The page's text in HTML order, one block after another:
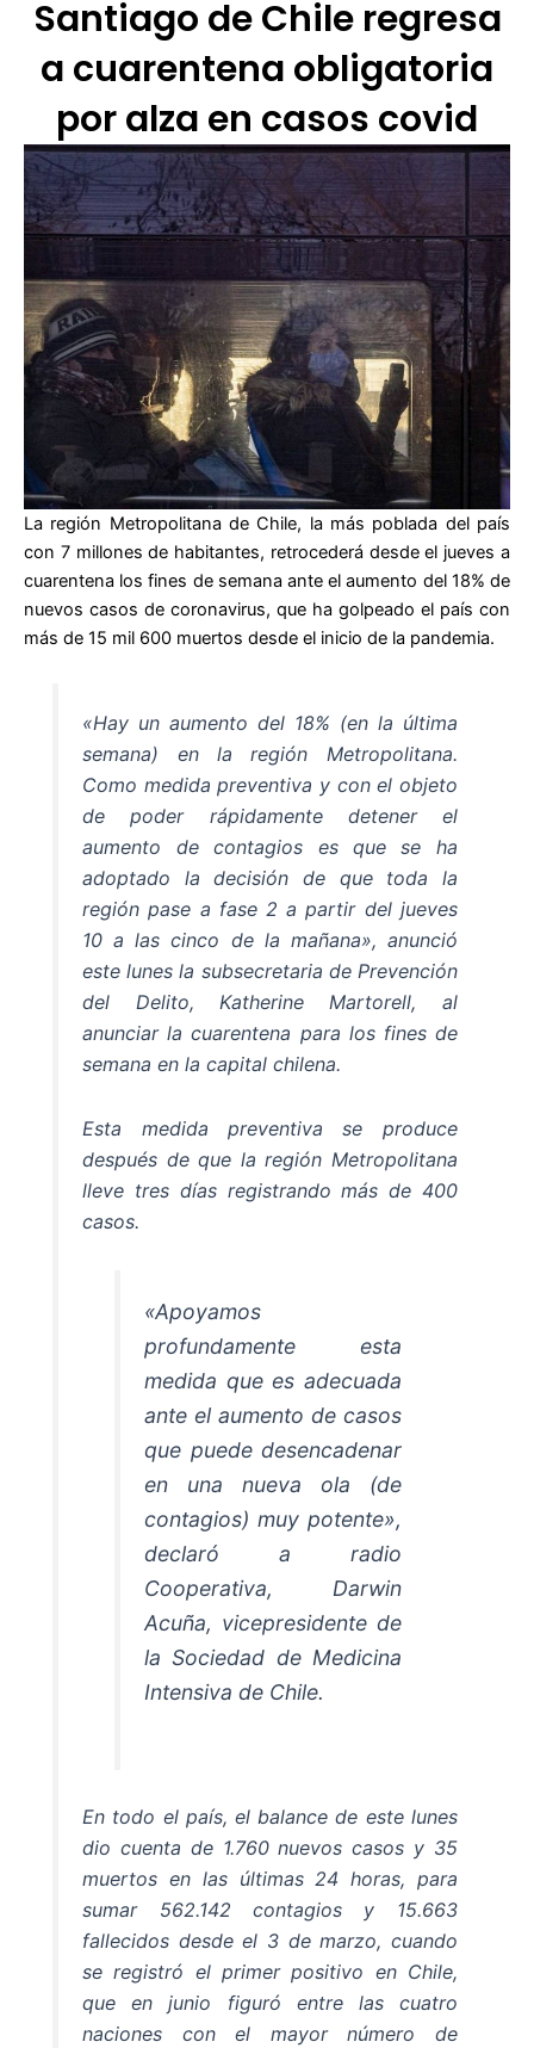
Santiago de Chile regresa
a cuarentena obligatoria
por alza en casos covid
La región Metropolitana de Chile, la más poblada del país
con 7 millones de habitantes, retrocederá desde el jueves a
cuarentena los fines de semana ante el aumento del 18% de
nuevos casos de coronavirus, que ha golpeado el país con
más de 15 mil 600 muertos desde el inicio de la pandemia.
«Hay un aumento del 18% (en la última
semana) en la región Metropolitana.
Como medida preventiva y con el objeto
de poder rápidamente detener el
aumento de contagios es que se ha
adoptado la decisión de que toda la
región pase a fase 2 a partir del jueves
10 a las cinco de la mañana», anunció
este lunes la subsecretaria de Prevención
del Delito, Katherine Martorell, al
anunciar la cuarentena para los fines de
semana en la capital chilena.
Esta medida preventiva se produce
después de que la región Metropolitana
lleve tres días registrando más de 400
casos.
«Apoyamos
profundamente esta
medida que es adecuada
ante el aumento de casos
que puede desencadenar
en una nueva ola (de
contagios) muy potente»,
declaró a radio
Cooperativa, Darwin
Acuña, vicepresidente de
la Sociedad de Medicina
Intensiva de Chile.
En todo el país, el balance de este lunes
dio cuenta de 1.760 nuevos casos y 35
muertos en las últimas 24 horas, para
sumar 562.142 contagios y 15.663
fallecidos desde el 3 de marzo, cuando
se registró el primer positivo en Chile,
que en junio figuró entre las cuatro
naciones con el mayor número de